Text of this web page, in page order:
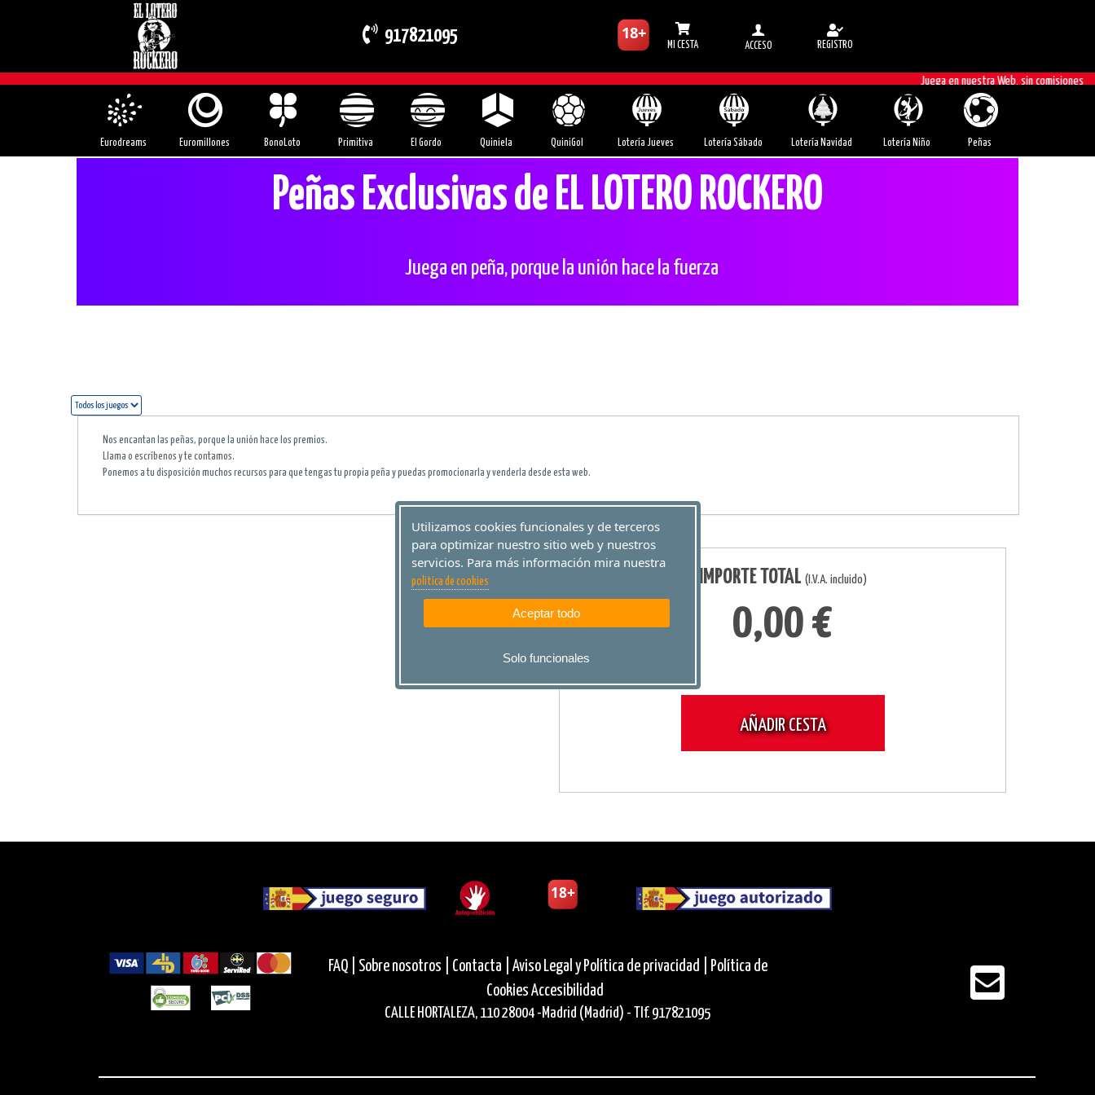
917821095 MI CESTA ACCESO REGISTRO
Juega en nuestra Web, sin comisiones
Eurodreams Euromillones BonoLoto Primitiva El Gordo Quiniela QuiniGol Lotería Jueves Lotería Sábado Lotería Navidad Lotería Niño Peñas
Peñas Exclusivas de EL LOTERO ROCKERO
Juega en peña, porque la unión hace la fuerza
Nos encantan las peñas, porque la unión hace los premios.
Llama o escríbenos y te contamos.
Ponemos a tu disposición muchos recursos para que tengas tu propia peña y puedas promocionarla y venderla desde esta web.
IMPORTE TOTAL (I.V.A. incluido)
0,00 €
AÑADIR CESTA
FAQ | Sobre nosotros | Contacta | Aviso Legal y Política de privacidad |
Política de
Cookies Accesibilidad
CALLE HORTALEZA, 110 28004 -Madrid (Madrid) - Tlf. 917821095
Utilizamos cookies funcionales y de terceros
para optimizar nuestro sitio web y nuestros
servicios. Para más información mira nuestra
politica de cookies
Aceptar todo
Solo funcionales